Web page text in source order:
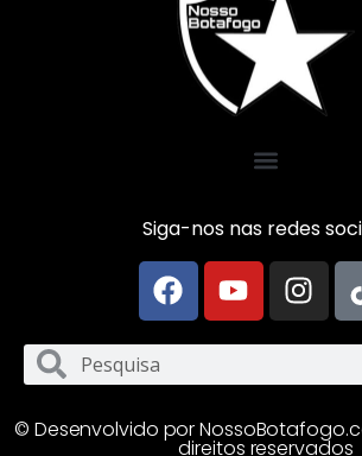
Siga-nos nas redes
© Desenvolvido por
direitos reservados